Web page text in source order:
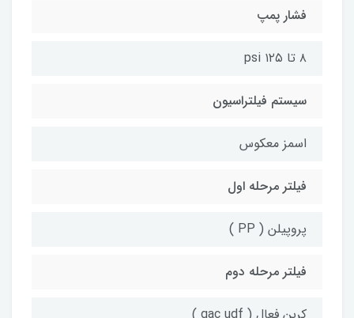
فشار پمپ
۸ تا ۱۲۵ psi
سیستم فیلتراسیون
اسمز معکوس
فیلتر مرحله اول
پروپیلن ( PP )
فیلتر مرحله دوم